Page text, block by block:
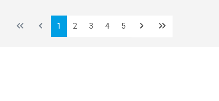
Pagina
1 Pagina
2 Pagina
3 Pagina
4 Pagina
5